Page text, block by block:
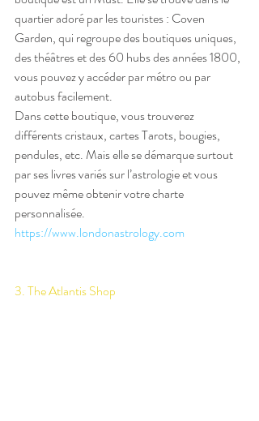
quartier adoré par les touristes : Coven
Garden, qui regroupe des boutiques uniques,
des théâtres et des 60 hubs des années 1800,
vous pouvez y accéder par métro ou par
autobus facilement.
Dans cette boutique, vous trouverez
différents cristaux, cartes Tarots, bougies,
pendules, etc. Mais elle se démarque surtout
par ses livres variés sur l’astrologie et vous
pouvez même obtenir votre charte
personnalisée.
https://www.londonastrology.com
3. The Atlantis Shop